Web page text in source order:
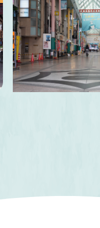
オリオン通り商店街